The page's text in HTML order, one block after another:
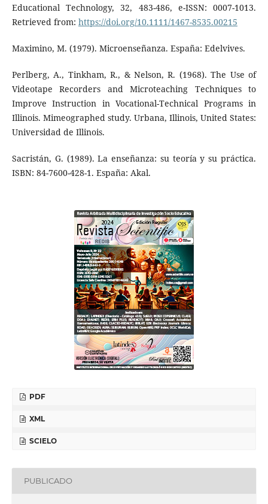
Educational Technology, 32, 483-486, e-ISSN: 0007-1013.
Retrieved from: https://doi.org/10.1111/1467-8535.00215
Maximino, M. (1979). Microenseñanza. España: Edelvives.
Perlberg, A., Tinkham, R., & Nelson, R. (1968). The Use of
Videotape Recorders and Microteaching Techniques to
Improve Instruction in Vocational-Technical Programs in
Illinois. Mimeographed study. Urbana, Illinois, United States:
Universidad de Illinois.
Sacristán, G. (1989). La enseñanza: su teoría y su práctica.
ISBN: 84-7600-428-1. España: Akal.
PDF
XML
SCIELO
PUBLICADO